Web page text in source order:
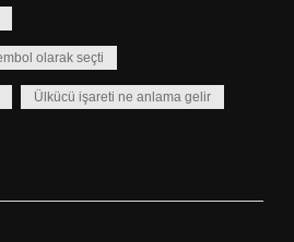
olarak seçti
Ülkücü işareti ne anlama gelir